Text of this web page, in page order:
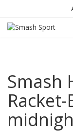
Smash